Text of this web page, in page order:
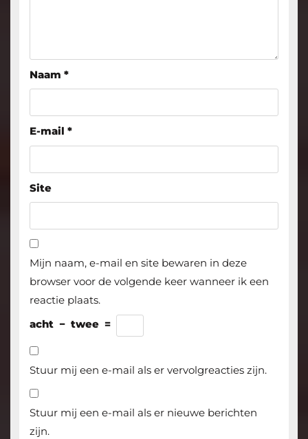
Naam *
E-mail *
Site
Mijn naam, e-mail en site bewaren in deze
browser voor de volgende keer wanneer ik een
reactie plaats.
acht − twee =
Stuur mij een e-mail als er vervolgreacties zijn.
Stuur mij een e-mail als er nieuwe berichten
zijn.